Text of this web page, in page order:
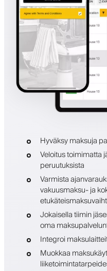
Hyväksy maksuja
Veloitus toimimatta
peruutuksista
Varmista
vakuusmaksu- ja
Jokaisella tiimin
oma
Integroi
Muokkaa